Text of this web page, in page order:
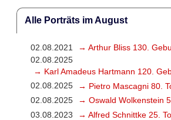
Alle Porträts im August
02.08.2021
→ Arthur Bliss 130.
02.08.2025
→ Karl Amadeus Hartmann 120.
02.08.2025
→ Pietro Mascagni 80.
02.08.2025
→ Oswald Wolkenstein
03.08.2023
→ Alfred Schnittke 25.